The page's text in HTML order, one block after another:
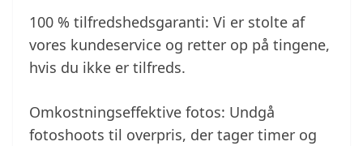
100 % tilfredshedsgaranti: Vi er stolte af
vores kundeservice og retter op på tingene,
hvis du ikke er tilfreds.
Omkostningseffektive fotos: Undgå
fotoshoots til overpris, der tager timer og